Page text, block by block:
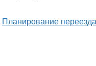
Планирование переезда